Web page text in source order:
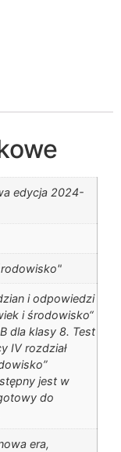
edycja 2024-
i odpowiedzi
i środowisko“
dla klasy 8. Test
IV rozdział
jest w
do
era,